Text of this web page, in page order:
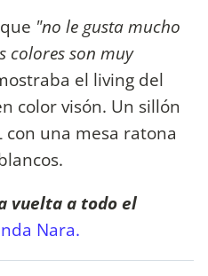
"no le gusta mucho
colores son muy
el living del
color visón. Un sillón
con una mesa ratona
vuelta a todo el
Nara.